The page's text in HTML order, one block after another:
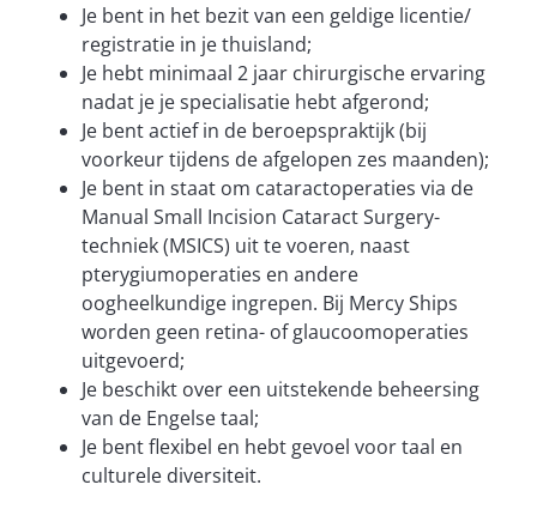
Je bent in het bezit van een geldige licentie/
registratie in je thuisland;
Je hebt minimaal 2 jaar chirurgische ervaring
nadat je je specialisatie hebt afgerond;
Je bent actief in de beroepspraktijk (bij
voorkeur tijdens de afgelopen zes maanden);
Je bent in staat om cataractoperaties via de
Manual Small Incision Cataract Surgery-
techniek (MSICS) uit te voeren, naast
pterygiumoperaties en andere
oogheelkundige ingrepen. Bij Mercy Ships
worden geen retina- of glaucoomoperaties
uitgevoerd;
Je beschikt over een uitstekende beheersing
van de Engelse taal;
Je bent flexibel en hebt gevoel voor taal en
culturele diversiteit.